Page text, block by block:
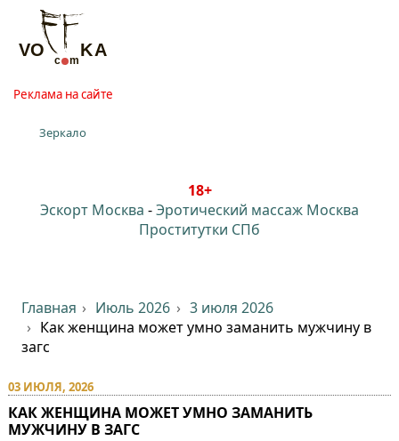
Реклама на сайте
Зеркало
18+
Эскорт Москва -Эротический массаж Москва
Проститутки СПб
Главная Июль 2026
3 июля 2026
Как женщина может умно заманить мужчину в
загс
03 ИЮЛЯ, 2026
КАК ЖЕНЩИНА МОЖЕТ УМНО ЗАМАНИТЬ
МУЖЧИНУ В ЗАГС